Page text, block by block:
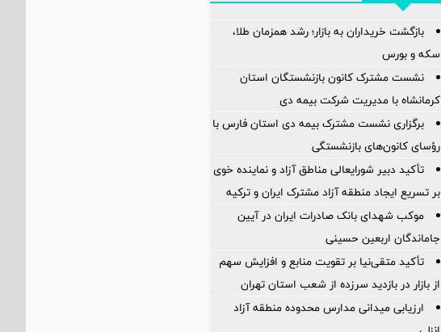
بازگشت خریداران به بازار؛ رشد همزمان طلا،
سکه و بورس
نشست مشترک کانون بازنشستگان استان
کرمانشاه با مدیریت شرکت بیمه دی
برگزاری نشست مشترک بیمه دی استان فارس با
رؤسای کانون‌های بازنشستگی
تأکید دبیر شورایعالی مناطق آزاد و نماینده خوی
بر تسریع ایجاد منطقه آزاد مشترک ایران و ترکیه
موکب شهدای بانک صادرات ایران در آیین
جاماندگان اربعین حسینی
تأکید متقی‌نیا بر تقویت منابع و افزایش سهم
از بازار در بازدید سرزده از شعب استان تهران
ارزیابی میدانی مدارس محدوده منطقه آزاد